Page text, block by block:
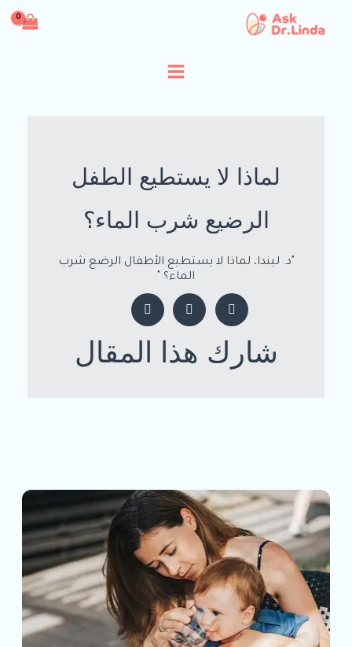
لماذا لا يستطيع الطفل
الرضيع شرب الماء؟
"د. ليندا، لماذا لا يستطيع الأطفال الرضع شرب
الماء؟ "
شارك هذا المقال